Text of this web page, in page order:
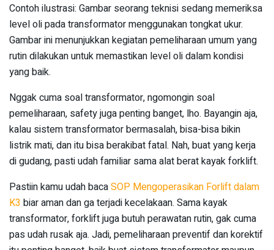
Contoh ilustrasi: Gambar seorang teknisi sedang memeriksa
level oli pada transformator menggunakan tongkat ukur.
Gambar ini menunjukkan kegiatan pemeliharaan umum yang
rutin dilakukan untuk memastikan level oli dalam kondisi
yang baik.
Nggak cuma soal transformator, ngomongin soal
pemeliharaan, safety juga penting banget, lho. Bayangin aja,
kalau sistem transformator bermasalah, bisa-bisa bikin
listrik mati, dan itu bisa berakibat fatal. Nah, buat yang kerja
di gudang, pasti udah familiar sama alat berat kayak forklift.
Pastiin kamu udah bacaSOP Mengoperasikan Forlift dalam
K3 biar aman dan ga terjadi kecelakaan. Sama kayak
transformator, forklift juga butuh perawatan rutin, gak cuma
pas udah rusak aja. Jadi, pemeliharaan preventif dan korektif